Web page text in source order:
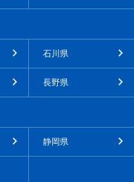
石川県
長野県
静岡県